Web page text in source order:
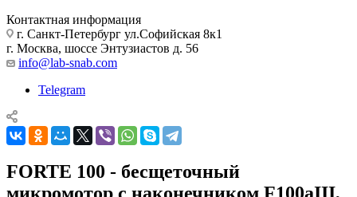
Контактная информация
г. Санкт-Петербург ул.Софийская 8к1
г. Москва, шоссе Энтузиастов д. 56
info@lab-snab.com
Telegram
FORTE 100 - бесщеточный